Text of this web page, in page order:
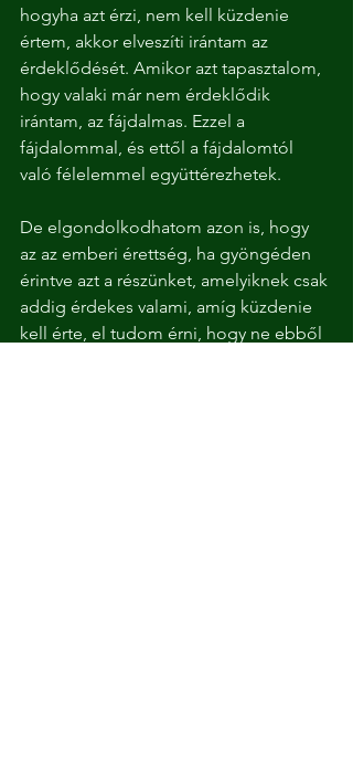
hogyha azt érzi, nem kell küzdenie
értem, akkor elveszíti irántam az
érdeklődését. Amikor azt tapasztalom,
hogy valaki már nem érdeklődik
irántam, az fájdalmas. Ezzel a
fájdalommal, és ettől a fájdalomtól
való félelemmel együttérezhetek.
De elgondolkodhatom azon is, hogy
az az emberi érettség, ha gyöngéden
érintve azt a részünket, amelyiknek csak
addig érdekes valami, amíg küzdenie
kell érte, el tudom érni, hogy ne ebből